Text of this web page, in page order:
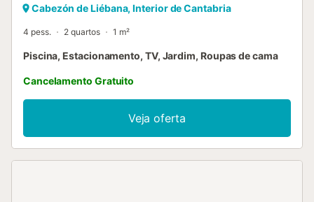
Cabezón de Liébana, Interior de Cantabria
4 pess. 2 quartos 1 m²
Piscina, Estacionamento, TV, Jardim, Roupas de cama
Cancelamento Gratuito
Veja oferta